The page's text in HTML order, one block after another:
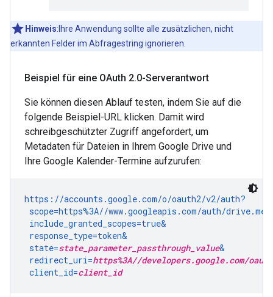
Hinweis:Ihre Anwendung sollte alle zusätzlichen, nicht
erkannten Felder im Abfragestring ignorieren.
Beispiel für eine OAuth 2.0-Serverantwort
Sie können diesen Ablauf testen, indem Sie auf die
folgende Beispiel-URL klicken. Damit wird
schreibgeschützter Zugriff angefordert, um
Metadaten für Dateien in Ihrem Google Drive und
Ihre Google Kalender-Termine aufzurufen:
https://accounts.google.com/o/oauth2/v2/auth?
scope=https%3A//www.googleapis.com/auth/
include_granted_scopes=true&
response_type=token&
state=state_parameter_passthrough_value&
redirect_uri=https%3A//developers.google.com/
client_id=client_id